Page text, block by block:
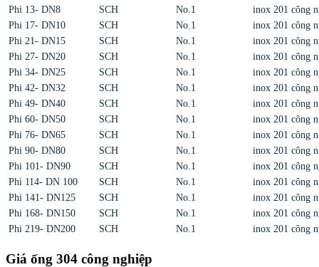
Phi 13- DN8
SCH No.1
inox 201 công
Phi 17- DN10
SCH No.1
inox 201 công
Phi 21- DN15
SCH No.1
inox 201 công
Phi 27- DN20
SCH No.1
inox 201 công
Phi 34- DN25
SCH No.1
inox 201 công
Phi 42- DN32
SCH No.1
inox 201 công
Phi 49- DN40
SCH No.1
inox 201 công
Phi 60- DN50
SCH No.1
inox 201 công
Phi 76- DN65
SCH No.1
inox 201 công
Phi 90- DN80
SCH No.1
inox 201 công
Phi 101- DN90
SCH No.1
inox 201 công
Phi 114- DN 100
SCH No.1
inox 201 công
Phi 141- DN125
SCH No.1
inox 201 công
Phi 168- DN150
SCH No.1
inox 201 công
Phi 219- DN200
SCH No.1 inox 201 công
Giá ống 304 công nghiệp